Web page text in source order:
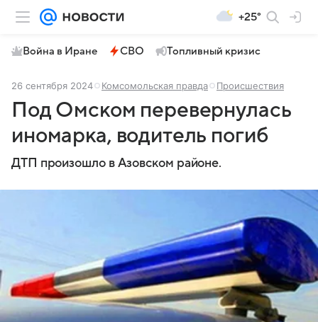
+25°
Война в Иране СВО Топливный кризис
26 сентября 2024 Комсомольская правда Происшествия
Под Омском перевернулась
иномарка, водитель погиб
ДТП произошло в Азовском районе.